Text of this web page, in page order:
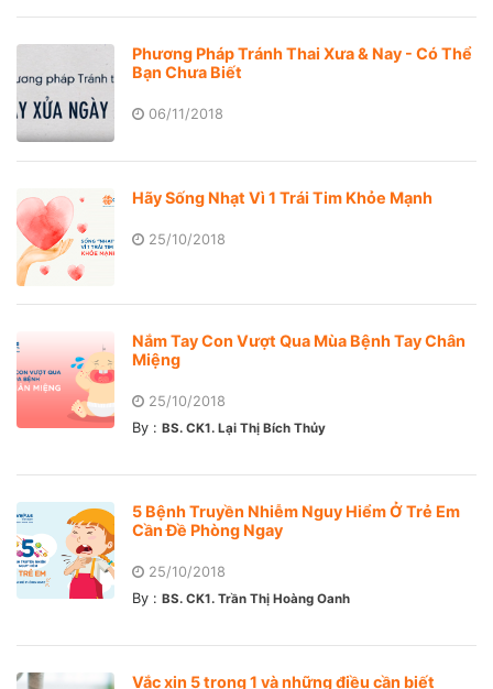
Phương Pháp Tránh Thai Xưa & Nay - Có Thể
Bạn Chưa Biết
06/11/2018
Hãy Sống Nhạt Vì 1 Trái Tim Khỏe Mạnh
25/10/2018
Nắm Tay Con Vượt Qua Mùa Bệnh Tay Chân
Miệng
25/10/2018
By : BS. CK1. Lại Thị Bích Thủy
5 Bệnh Truyền Nhiễm Nguy Hiểm Ở Trẻ Em
Cần Đề Phòng Ngay
25/10/2018
By : BS. CK1. Trần Thị Hoàng Oanh
Vắc xin 5 trong 1 và những điều cần biết